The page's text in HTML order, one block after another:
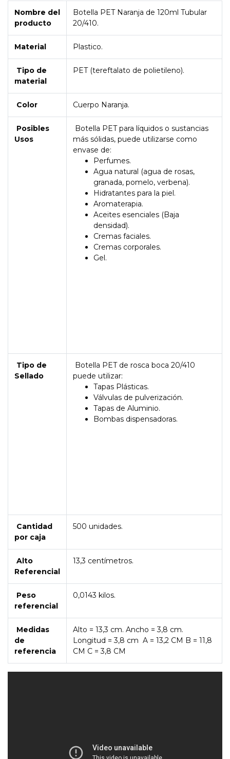
Nombre del
producto
Botella PET Naranja de 120ml Tubular
20/410.
Material Plastico.
Tipo de
material
PET (tereftalato de polietileno).
Color Cuerpo Naranja.
Posibles
Usos
Botella PET para líquidos o sustancias
más sólidas, puede utilizarse como
envase de:
Perfumes.
Agua natural (agua de rosas,
granada, pomelo, verbena).
Hidratantes para la piel.
Aromaterapia.
Aceites esenciales (Baja
densidad).
Cremas faciales.
Cremas corporales.
Gel.
Tipo de
Sellado
Botella PET de rosca boca 20/410
puede utilizar:
Tapas Plásticas.
Válvulas de pulverización.
Tapas de Aluminio.
Bombas dispensadoras.
Cantidad
por caja
500 unidades.
Alto
Referencial
13,3 centímetros.
Peso
referencial
0,0143 kilos.
Medidas
de
referencia
Alto = 13,3 cm. Ancho = 3,8 cm.
Longitud = 3,8 cm A = 13,2 CM B = 11,8
CM C = 3,8 CM